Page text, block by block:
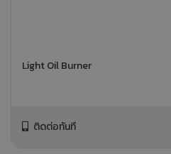
Light Oil Burner
ติดต่อทันที